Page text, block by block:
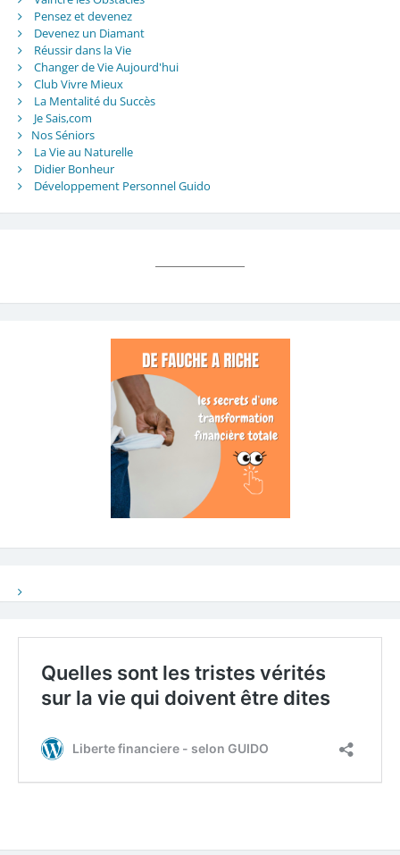
Pensez et devenez
Devenez un Diamant
Réussir dans la Vie
Changer de Vie Aujourd'hui
Club Vivre Mieux
La Mentalité du Succès
Je Sais,com
Nos Séniors
La Vie au Naturelle
Didier Bonheur
Développement Personnel Guido